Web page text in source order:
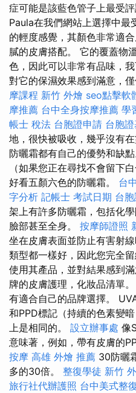
症可能是該藍色管子上最受
Paula在我們網站上選擇中最
的輕度感覺，其顏色非常適
膩的皮膚搭配。 它的覆蓋物
色，因此可以非常有品味，
對它的保濕效果感到滿意，
摩課程 新竹 外燴 seo點擊軟
摩推薦 台中全身按摩推薦 學
帳士 稅法 台胞證申請 台胞
地，很快被吸收，幾乎沒有
防曬霜都有自己的優勢和缺點
（如果您正在尋找不會留下
好看五顏六色的防曬霜。 台
字分析 記帳士 考試日期 台
架上有許多防曬霜，包括化
臉部甚至全身。 按摩師證照
坐在皮膚表面並防止有害射線
類型都一樣好，因此您完全
使用其產品，並對結果感到
牌的皮膚護理，化妝品清單
有適合自己的品牌選擇。
和PPD標記（持續的色素變
上是相同的。 設立辦事處 像
意味著，例如，帶有皮膚的
按摩 高雄 外燴 推薦 30防曬
多的30倍​​。 整復學徒 新竹
旅行社代辦護照 台中美式整